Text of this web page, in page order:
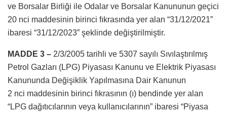
ve Borsalar Birliği ile Odalar ve Borsalar Kanununun geçici
20 nci maddesinin birinci fıkrasında yer alan “31/12/2021”
ibaresi “31/12/2023” şeklinde değiştirilmiştir.
MADDE 3 – 2/3/2005 tarihli ve 5307 sayılı Sıvılaştırılmış
Petrol Gazları (LPG) Piyasası Kanunu ve Elektrik Piyasası
Kanununda Değişiklik Yapılmasına Dair Kanunun
2 nci maddesinin birinci fıkrasının (ı) bendinde yer alan
“LPG dağıtıcılarının veya kullanıcılarının” ibaresi “Piyasa